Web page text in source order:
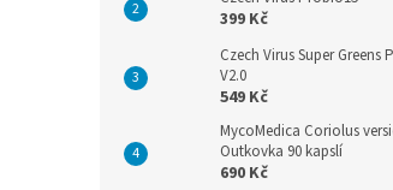
399 Kč
Czech Virus Super Greens
V2.0
549 Kč
MycoMedica Coriolus
Outkovka 90 kapslí
690 Kč